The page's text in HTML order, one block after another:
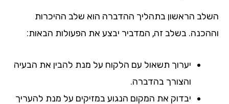
השלב הראשון בתהליך ההדברה הוא שלב ההיכרות
וההכנה. בשלב זה, המדביר יבצע את הפעולות הבאות:
יערוך תשאול עם הלקוח על מנת להבין את הבעיה
והצורך בהדברה.
יבדוק את המקום הנגוע במזיקים על מנת להעריך